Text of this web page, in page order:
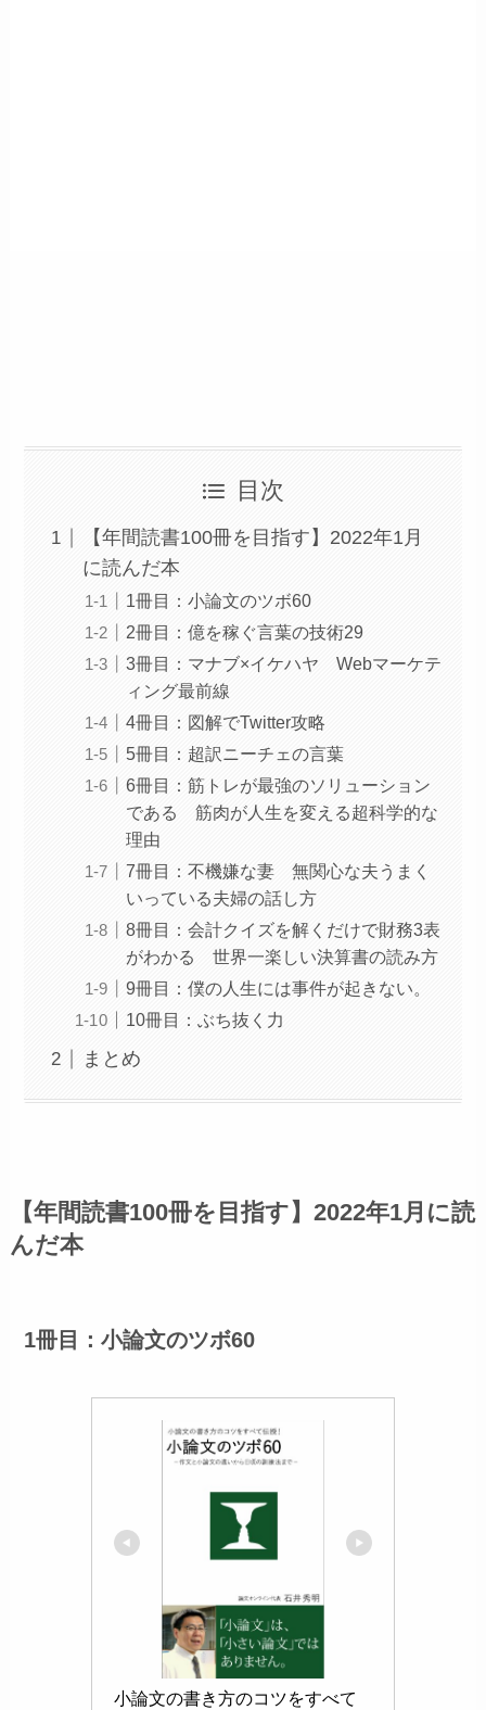
目次
【年間読書100冊を目指す】2022年1月
に読んだ本
1冊目：小論文のツボ60
2冊目：億を稼ぐ言葉の技術29
3冊目：マナブ×イケハヤ Webマーケテ
ィング最前線
4冊目：図解でTwitter攻略
5冊目：超訳ニーチェの言葉
6冊目：筋トレが最強のソリューション
である 筋肉が人生を変える超科学的な
理由
7冊目：不機嫌な妻 無関心な夫うまく
いっている夫婦の話し方
8冊目：会計クイズを解くだけで財務3表
がわかる 世界一楽しい決算書の読み方
9冊目：僕の人生には事件が起きない。
10冊目：ぶち抜く力
まとめ
【年間読書100冊を目指す】2022年1月に読
んだ本
1冊目：小論文のツボ60
小論文の書き方のコツをすべて